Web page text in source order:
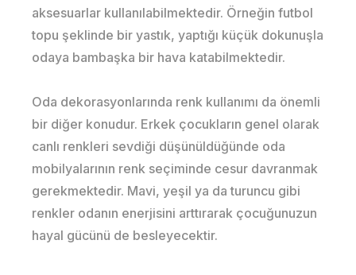
aksesuarlar kullanılabilmektedir. Örneğin futbol
topu şeklinde bir yastık, yaptığı küçük dokunuşla
odaya bambaşka bir hava katabilmektedir.
Oda dekorasyonlarında renk kullanımı da önemli
bir diğer konudur. Erkek çocukların genel olarak
canlı renkleri sevdiği düşünüldüğünde oda
mobilyalarının renk seçiminde cesur davranmak
gerekmektedir. Mavi, yeşil ya da turuncu gibi
renkler odanın enerjisini arttırarak çocuğunuzun
hayal gücünü de besleyecektir.